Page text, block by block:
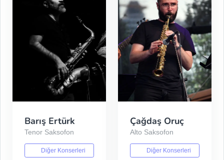
Barış Ertürk
Tenor Saksofon
Diğer Konserleri
Çağdaş Oruç
Alto Saksofon
Diğer Konserleri